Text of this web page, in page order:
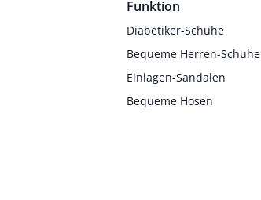
Funktion
Diabetiker-Schuhe
Bequeme Herren-Schuhe
Einlagen-Sandalen
Bequeme Hosen